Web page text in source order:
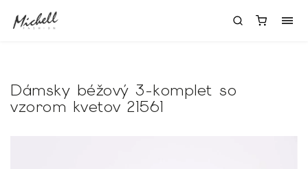
Dámsky béžový 3-komplet so
vzorom kvetov 21561